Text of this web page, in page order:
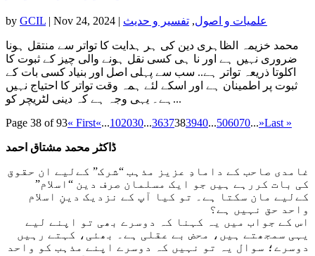
by GCIL | Nov 24, 2024 | علمیات و اصول, تفسیر و حدیث
محمد خزیمہ الظاہری دین کی ہر ہدایت کا تواتر سے منتقل ہونا
ضروری نہیں ہے اور نا ہی کسی نقل ہونے والی چیز کے ثبوت کا
اکلوتا ذریعہ تواتر ہے.. سب سے پہلی اصل اور بنیاد کسی بات کے
ثبوت پر اطمینان ہے اور اسکے لئے ہمہ وقت تواتر کا احتیاج نہیں
ہے۔ یہی وجہ ہے کہ دینی لٹریچر کو...
Page 38 of 93« First«...102030...3637383940...506070...»Last »
ڈاکٹر محمد مشتاق احمد
غامدی صاحب کے دامادِ عزیز مذہب “شرک” کےلیے ان حقوق
کی بات کررہے ہیں جو ایک مسلمان صرف دین “اسلام”
کےلیے مان سکتا ہے۔ تو کیا آپ کے نزدیک دینِ اسلام
واحد حق نہیں ہے؟
اس کے جواب میں یہ کہنا کہ دوسرے بھی تو اپنے لیے
یہی سمجھتے ہیں، محض بے عقلی ہے۔ بھئی، کہتے رہیں
دوسرے؛ سوال یہ تو نہیں کہ دوسرے اپنے مذہب کو واحد